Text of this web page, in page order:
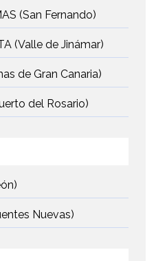
(San Fernando)
(Valle de Jinámar)
de Gran Canaria)
del Rosario)
Nuevas)